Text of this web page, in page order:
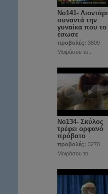
Νο141- Λιοντάρι
συναντά την
γυναίκα που το
έσωσε
προβολές: 3809
Μοιράσου το..
Νο134- Σκύλος
τρέφει ορφανό
πρόβατο
προβολές: 3270
Μοιράσου το..